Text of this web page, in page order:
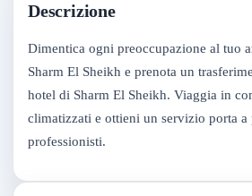
Descrizione
Dimentica ogni preoccupazione al tuo
Sharm El Sheikh e prenota un
hotel di Sharm El Sheikh. Viaggia in
climatizzati e ottieni un servizio porta a
professionisti.